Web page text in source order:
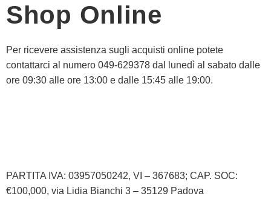
Shop Online
Per ricevere assistenza sugli acquisti online potete
contattarci al numero 049-629378 dal lunedì al sabato dalle
ore 09:30 alle ore 13:00 e dalle 15:45 alle 19:00.
PARTITA IVA: 03957050242, VI – 367683; CAP. SOC:
€100,000, via Lidia Bianchi 3 – 35129 Padova